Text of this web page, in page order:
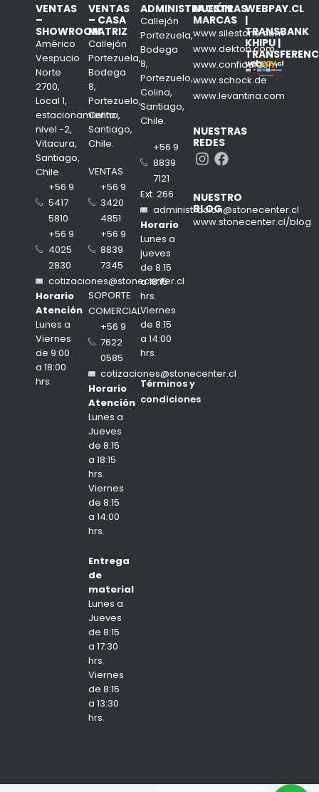
VENTAS
–
SHOWROOM
Américo
Vespucio
Norte
2700,
Local 1,
estacionamiento
nivel -2,
Vitacura,
Santiago,
Chile.
+56 9
5417
5810
+56 9
4025
2830
cotizaciones@stonecenter.cl
Horario
Atención
Lunes a
Viernes
de 9:00
a 18:00
hrs.
VENTAS
– CASA
MATRIZ
Callejón
Portezuela,
Bodega
8,
Portezuelo,
Colina,
Santiago,
Chile.
VENTAS
+56 9
3420
4851
+56 9
8839
7345
SOPORTE
COMERCIAL
+56 9
7622
0585
cotizaciones@stonecenter.cl
Horario
Atención
Lunes a
Jueves
de 8:15
a 18:15
hrs.
Viernes
de 8:15
a 14:00
hrs.
Entrega
de
material
Lunes a
Jueves
de 8:15
a 17:30
hrs.
Viernes
de 8:15
a 13:30
hrs.
ADMINISTRACIÓN
Callejón
Portezuela,
Bodega
8,
Portezuelo,
Colina,
Santiago,
Chile.
+56 9
8839
7121
Ext. 266
administracion@stonecenter.cl
Horario
Lunes a
jueves
de 8:15
a 18:15
hrs.
Viernes
de 8:15
a 14:00
hrs.
Términos y
condiciones
NUESTRAS
MARCAS
www.silestone.com
www.dekton.com
www.confiad.com
www.schock.de
www.levantina.com
NUESTRAS
REDES
Instagram
Facebook
NUESTRO
BLOG
www.stonecenter.cl/blog
WEBPAY.CL
|
TRANSBANK
KHIPU |